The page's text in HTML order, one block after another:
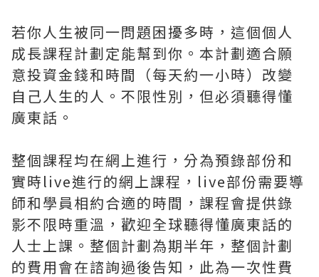
若你人生被同一問題困擾多時，這個個人
成長課程計劃定能幫到你。本計劃適合願
意投資金錢和時間（每天約一小時）改變
自己人生的人。不限性別，但必須聽得懂
廣東話。
整個課程均在網上進行，分為預錄部份和
實時live進行的網上課程，live部份需要導
師和學員相約合適的時間，課程會提供錄
影不限時重溫，歡迎全球聽得懂廣東話的
人士上課。整個計劃為期半年，整個計劃
的費用會在諮詢過後告知，此為一次性費